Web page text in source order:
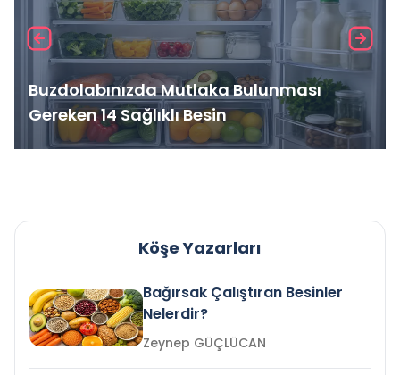
Buzdolabınızda Mutlaka Bulunması
Gereken 14 Sağlıklı Besin
Köşe Yazarları
Bağırsak Çalıştıran Besinler
Nelerdir?
Zeynep GÜÇLÜCAN